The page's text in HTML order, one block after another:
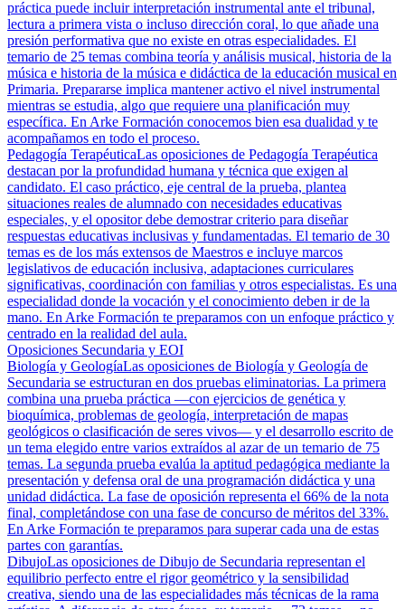
práctica puede incluir interpretación instrumental ante el tribunal,
lectura a primera vista o incluso dirección coral, lo que añade una
presión performativa que no existe en otras especialidades. El
temario de 25 temas combina teoría y análisis musical, historia de la
música e historia de la música e didáctica de la educación musical en
Primaria. Prepararse implica mantener activo el nivel instrumental
mientras se estudia, algo que requiere una planificación muy
específica. En Arke Formación conocemos bien esa dualidad y te
acompañamos en todo el proceso.
Pedagogía TerapéuticaLas oposiciones de Pedagogía Terapéutica
destacan por la profundidad humana y técnica que exigen al
candidato. El caso práctico, eje central de la prueba, plantea
situaciones reales de alumnado con necesidades educativas
especiales, y el opositor debe demostrar criterio para diseñar
respuestas educativas inclusivas y fundamentadas. El temario de 30
temas es de los más extensos de Maestros e incluye marcos
legislativos de educación inclusiva, adaptaciones curriculares
significativas, coordinación con familias y otros especialistas. Es una
especialidad donde la vocación y el conocimiento deben ir de la
mano. En Arke Formación te preparamos con un enfoque práctico y
centrado en la realidad del aula.
Oposiciones Secundaria y EOI
Biología y GeologíaLas oposiciones de Biología y Geología de
Secundaria se estructuran en dos pruebas eliminatorias. La primera
combina una prueba práctica —con ejercicios de genética y
bioquímica, problemas de geología, interpretación de mapas
geológicos o clasificación de seres vivos— y el desarrollo escrito de
un tema elegido entre varios extraídos al azar de un temario de 75
temas. La segunda prueba evalúa la aptitud pedagógica mediante la
presentación y defensa oral de una programación didáctica y una
unidad didáctica. La fase de oposición representa el 66% de la nota
final, completándose con una fase de concurso de méritos del 33%.
En Arke Formación te preparamos para superar cada una de estas
partes con garantías.
DibujoLas oposiciones de Dibujo de Secundaria representan el
equilibrio perfecto entre el rigor geométrico y la sensibilidad
creativa, siendo una de las especialidades más técnicas de la rama